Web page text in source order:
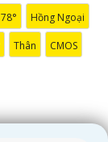
78° Hồng Ngoại
Thân CMOS